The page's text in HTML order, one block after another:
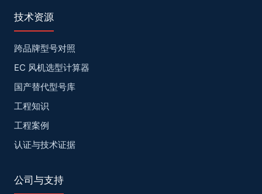
技术资源
跨品牌型号对照
EC 风机选型计算器
国产替代型号库
工程知识
工程案例
认证与技术证据
公司与支持